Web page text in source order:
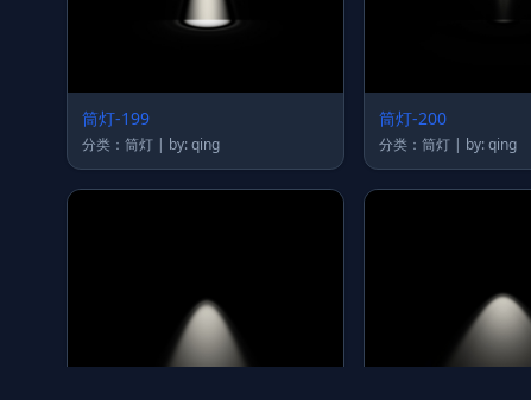
筒灯-199
分类：筒灯 | by: qing
筒灯-200
分类：筒灯 | by: qing